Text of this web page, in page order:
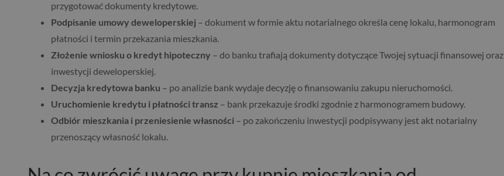
przygotować dokumenty kredytowe.
Podpisanie umowy deweloperskiej – dokument w formie aktu notarialnego określa cenę lokalu, harmonogram
płatności i termin przekazania mieszkania.
Złożenie wniosku o kredyt hipoteczny – do banku trafiają dokumenty dotyczące Twojej sytuacji finansowej oraz
inwestycji deweloperskiej.
Decyzja kredytowa banku – po analizie bank wydaje decyzję o finansowaniu zakupu nieruchomości.
Uruchomienie kredytu i płatności transz – bank przekazuje środki zgodnie z harmonogramem budowy.
Odbiór mieszkania i przeniesienie własności – po zakończeniu inwestycji podpisywany jest akt notarialny
przenoszący własność lokalu.